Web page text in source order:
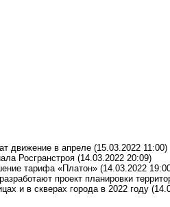
движение в апреле (15.03.2022 11:00)
Росгранстроя (14.03.2022 20:09)
тарифа «Платон» (14.03.2022
проект планировки
и в скверах города в 2022 году